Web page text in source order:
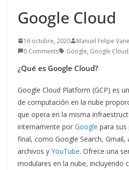
Google Cloud
16 octubre, 2020 Manuel Felipe
0 Comments
Google, Google Cloud
¿Qué es Google Cloud?
Google Cloud Platform (GCP) es
de computación en la nube
que opera en la misma
internamente por Google para
final, como Google Search, Gmail,
archivos y YouTube. Ofrece una
modulares en la nube, incluyendo